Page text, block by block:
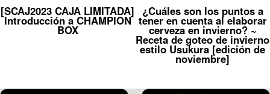
[SCAJ2023 CAJA LIMITADA]
Introducción a CHAMPION
BOX
¿Cuáles son los puntos a
tener en cuenta al elaborar
cerveza en invierno? ~
Receta de goteo de invierno
estilo Usukura [edición de
noviembre]